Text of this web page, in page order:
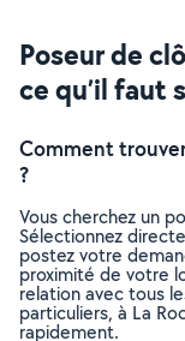
Poseur de
ce qu’il faut
Comment
?
Vous cherchez un
Sélectionnez
postez votre
proximité de votre
relation avec tous
particuliers, à La
rapidement.